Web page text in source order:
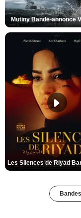
Mutiny Bande-annonce